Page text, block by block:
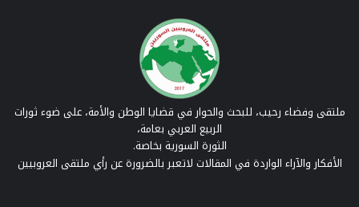
ملتقى وفضاء رحيب، للبحث والحوار في قضايا الوطن والأمة، على ضوء ثورات
الربيع العربي بعامة،
الثورة السورية بخاصة.
الأفكار والآراء الواردة في المقالات لاتعبر بالضرورة عن رأي ملتقى العروبيين